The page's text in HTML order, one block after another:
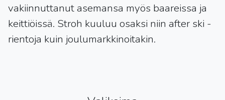
vakiinnuttanut asemansa myös baareissa ja
keittiöissä. Stroh kuuluu osaksi niin after ski -
rientoja kuin joulumarkkinoitakin.